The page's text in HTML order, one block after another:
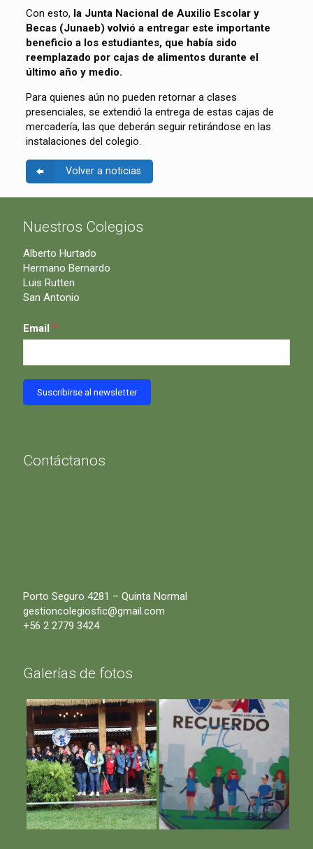
Con esto, la Junta Nacional de Auxilio Escolar y
Becas (Junaeb) volvió a entregar este importante
beneficio a los estudiantes, que había sido
reemplazado por cajas de alimentos durante el
último año y medio.
Para quienes aún no pueden retornar a clases
presenciales, se extendió la entrega de estas cajas de
mercadería, las que deberán seguir retirándose en las
instalaciones del colegio.
Volver a noticias
Nuestros Colegios
Alberto Hurtado
Hermano Bernardo
Luis Rutten
San Antonio
Email *
Contáctanos
Porto Seguro 4281 – Quinta Normal
gestioncolegiosfic@gmail.com
+56 2 2779 3424
Galerías de fotos